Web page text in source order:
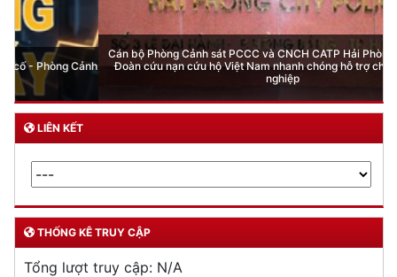
Cán bộ Phòng Cảnh sát PCCC và CNCH CATP Hải Phòng - thành viên
Đoàn cứu nạn cứu hộ Việt Nam nhanh chóng hỗ trợ cho người đồng
LIÊN KẾT
THỐNG KÊ TRUY CẬP
Tổng lượt truy cập: N/A